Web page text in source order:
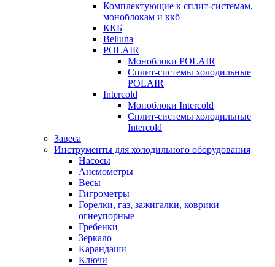
Комплектующие к сплит-системам,
моноблокам и ккб
ККБ
Belluna
POLAIR
Моноблоки POLAIR
Сплит-системы холодильные
POLAIR
Intercold
Моноблоки Intercold
Сплит-системы холодильные
Intercold
Завеса
Инструменты для холодильного оборудования
Насосы
Анемометры
Весы
Гигрометры
Горелки, газ, зажигалки, коврики
огнеупорные
Гребенки
Зеркало
Карандаши
Ключи